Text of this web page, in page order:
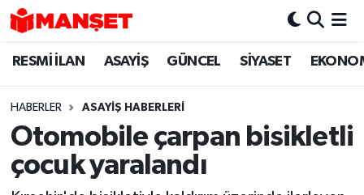
RESMİ İLAN ASAYİŞ GÜNCEL SİYASET
HABERLER ASAYİŞ HABERLERİ
Otomobile çarpan bisikletli
çocuk yaralandı
Hava Durumu
Trafik Durumu
Süper Lig Puan Durumu ve Fikstür